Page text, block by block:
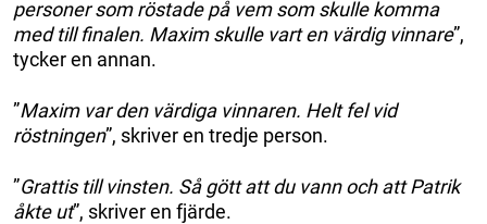
personer som röstade på vem som skulle komma
med till finalen. Maxim skulle vart en värdig vinnare”,
tycker en annan.
”Maxim var den värdiga vinnaren. Helt fel vid
röstningen”, skriver en tredje person.
”Grattis till vinsten. Så gött att du vann och att Patrik
åkte ut”, skriver en fjärde.